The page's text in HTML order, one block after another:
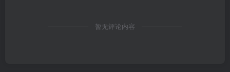
暂无评论内容